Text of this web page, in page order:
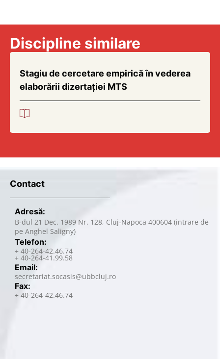
Discipline similare
Stagiu de cercetare empirică în vederea
elaborării dizertației MTS
Contact
Adresă:
B-dul 21 Dec. 1989 Nr. 128, Cluj-Napoca 400604 (intrare de
pe Anghel Saligny)
Telefon:
+ 40-264-42.46.74
+ 40-264-41.99.58
Email:
secretariat.socasis@ubbcluj.ro
Fax:
+ 40-264-42.46.74